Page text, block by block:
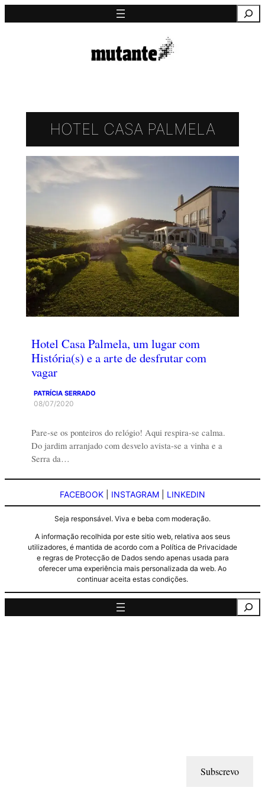
para
HOTEL CASA PALMELA
Hotel Casa Palmela, um lugar com
História(s) e a arte de desfrutar com
vagar
PATRÍCIA SERRADO
08/07/2020
Pare-se os ponteiros do relógio! Aqui respira-se calma.
Do jardim arranjado com desvelo avista-se a vinha e a
Serra da…
FACEBOOK INSTAGRAM LINKEDIN
Seja responsável. Viva e beba com moderação.
A informação recolhida por este sitio web, relativa aos seus
utilizadores, é mantida de acordo com a Política de Privacidade
e regras de Protecção de Dados sendo apenas usada para
oferecer uma experiência mais personalizada da web. Ao
continuar aceita estas condições.
Subscrevo